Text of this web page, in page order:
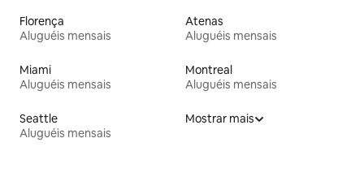
Florença
Aluguéis mensais
Atenas
Aluguéis mensais
Miami
Aluguéis mensais
Montreal
Aluguéis mensais
Seattle
Aluguéis mensais
Mostrar mais